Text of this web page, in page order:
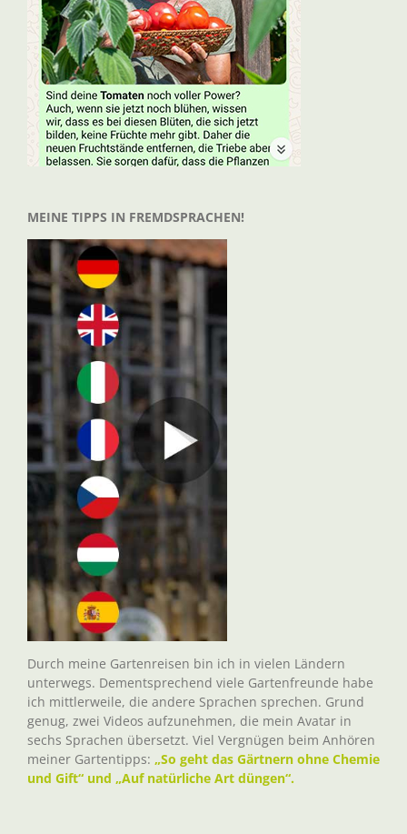
MEINE TIPPS IN FREMDSPRACHEN!
Durch meine Gartenreisen bin ich in vielen Ländern
unterwegs. Dementsprechend viele Gartenfreunde habe
ich mittlerweile, die andere Sprachen sprechen. Grund
genug, zwei Videos aufzunehmen, die mein Avatar in
sechs Sprachen übersetzt. Viel Vergnügen beim Anhören
meiner Gartentipps: „So geht das Gärtnern ohne Chemie
und Gift“ und „Auf natürliche Art düngen“.